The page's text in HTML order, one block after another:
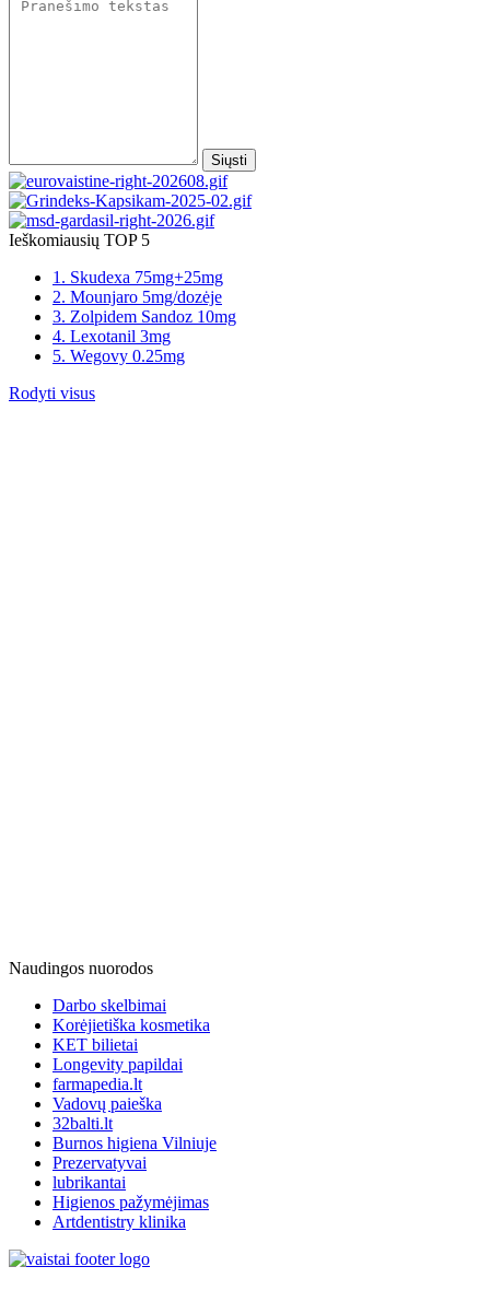
Siųsti
Ieškomiausių TOP 5
1. Skudexa 75mg+25mg
2. Mounjaro 5mg/dozėje
3. Zolpidem Sandoz 10mg
4. Lexotanil 3mg
5. Wegovy 0.25mg
Rodyti visus
Naudingos nuorodos
Darbo skelbimai
Korėjietiška kosmetika
KET bilietai
Longevity papildai
farmapedia.lt
Vadovų paieška
32balti.lt
Burnos higiena Vilniuje
Prezervatyvai
lubrikantai
Higienos pažymėjimas
Artdentistry klinika